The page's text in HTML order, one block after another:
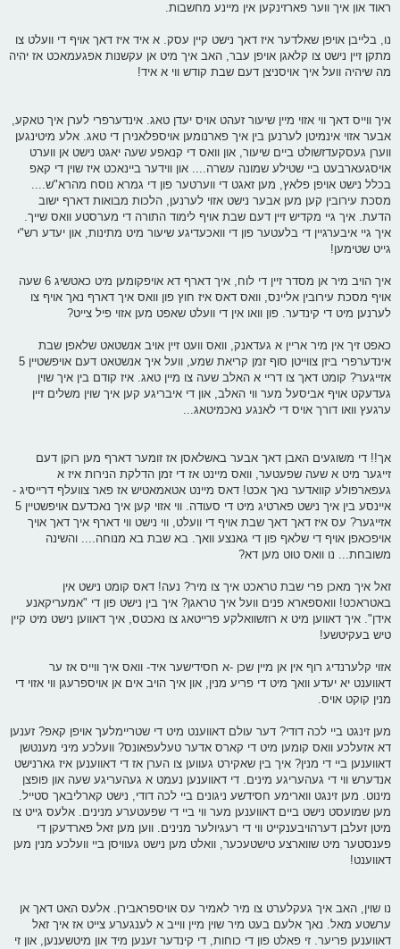
ראוד און איך ווער פארזינקען אין מיינע מחשבות.
נו, בלייבן אויפן שאלדער איז דאך נישט קיין עסק. א איד איז דאך אויף די וועלט צו
מתקן זיין נישט צו קלאגן אויפן עבר, האב איך מיט אן עקשנות אפגעמאכט אז יהיה
מה שיהיה וועל איך אויסניצן דעם שבת קודש ווי א איד!
איך ווייס דאך ווי אזוי מיין שיעור זעהט אויס יעדן טאג. אינדערפרי לערן איך טאקע,
אבער אזוי אינמיטן לערנען בין איך פארנומען אויספלאנירן די טאג. אלע מיטינגען
ווערן געסקעדזשולט ביים שיעור, און וואס די קנאפע שעה יאגט נישט אן ווערט
אויסגעארבעט ביי שטילע שמונה עשרה.... און ווידער ביינאכט איז שוין די קאפ
בכלל נישט אויפן פלאץ, מען זאגט די ווערטער פון די גמרא נוסח מהרא"ש....
מסכת עירובין קען מען אבער נישט אזוי לערנען, הלכות מבואות דארף ישוב
הדעת. איך גיי מקדיש זיין דעם שבת אויף לימוד התורה די מערסטע וואס שייך.
איך גיי איבערגיין די בלעטער פון די וואכעדיגע שיעור מיט מתינות, און יעדע רש"י
גייט שטימען!
איך הויב מיר אן מסדר זיין די לוח, איך דארף דא אויפקומען מיט כאטשיג 6 שעה
אויף מסכת עירובין אליינס, וואס דאס איז חוץ פון וואס איך דארף נאך אויף צו
לערנען מיט די קינדער. פון וואו אין די וועלט שאפט מען אזוי פיל צייט?
כאפט זיך אין מיר אריין א געדאנק, וואס וועט זיין אויב אנשטאט שלאפן שבת
אינדערפרי ביזן צווייטן סוף זמן קריאת שמע, וועל איך אנשטאט דעם אויפשטיין 5
אזייגער? קומט דאך צו דריי א האלב שעה צו מיין טאג. איז קודם בין איך שוין
געדעקט אויף אביסעל מער ווי האלב, און די איבריגע קען איך שוין משלים זיין
ערגעץ וואו דורך אויס די לאנגע נאכמיטאג...
אך!! די משוגעים האבן דאך אבער באשלאסן אז זומער דארף מען רוקן דעם
זייגער מיט א שעה שפעטער, וואס מיינט אז די זמן הדלקת הנירות איז א
געפארפולע קוואדער נאך אכט! דאס מיינט אטאמאטיש אז פאר צוועלף דרייסיג -
איינסע בין איך נישט פארטיג מיט די סעודה. ווי אזוי קען איך נאכדעם אויפשטיין 5
אזייגער? עס איז דאך דאך שבת אויף די וועלט, ווי נישט ווי דארף איך דאך אויך
אויפכאפן אויף די שלאף פון די גאנצע וואך. בא שבת בא מנוחה.... והשינה
משובחת... נו וואס טוט מען דא?
זאל איך מאכן פרי שבת טראכט איך צו מיר? נעה! דאס קומט נישט אין
באטראכט! וואספארא פנים וועל איך טראגן? איך בין נישט פון די "אמעריקאנע
אידן". איך דאווען מיט א רוזשוואלקע פרייטאג צו נאכטס, איך דאווען נישט מיט קיין
טיש בעקיטשע!
אזוי קלערנדיג רוף אין אן מיין שכן -א חסידישער איד- וואס איך ווייס אז ער
דאווענט יא יעדע וואך מיט די פריע מנין, און איך הויב אים אן אויספרעגן ווי אזוי די
מנין קוקט אויס.
מען זינגט ביי לכה דודי? דער עולם דאווענט מיט די שטריימלעך אויפן קאפ? זענען
דא אזעלכע וואס קומען מיט די קארס אדער טעלעפאונס? וועלכע מיני מענטשן
דאווענען ביי די מנין? איך בין שאקירט געווען צו הערן אז די דאווענען איז גארנישט
אנדערש ווי די געהעריגע מינים. די דאווענען נעמט א געהעריגע שעה און פופצן
מינוט. מען זינגט ווארימע חסידשע ניגונים ביי לכה דודי, נישט קארליבאך סטייל.
מען שמועסט נישט ביים דאווענען מער ווי ביי די שפעטערע מנינים. אלעס גייט צו
מיטן זעלבן דערהויבענקייט ווי די רעגיולער מנינים. ווען מען זאל פארדעקן די
פענסטער מיט שווארצע טישטעכער, וואלט מען נישט געוויסן ביי וועלכע מנין מען
דאווענט!
נו שוין, האב איך געקלערט צו מיר לאמיר עס אויספראבירן. אלעס האט דאך אן
ערשטע מאל. נאך אלעם בעט מיר שוין מיין ווייב א לענגערע צייט אז איך זאל
דאווענען פריער. זי פאלט פון די כוחות, די קינדער זענען מיד און מיטשענען, און זי